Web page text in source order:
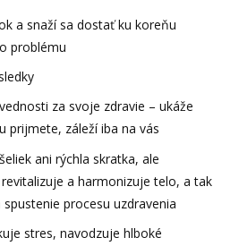
a snaží sa dostať ku koreňu
problému
za svoje zdravie – ukáže
prijmete, záleží iba na vás
ani rýchla skratka, ale
a harmonizuje telo, a tak
procesu uzdravenia
stres, navodzuje hlboké